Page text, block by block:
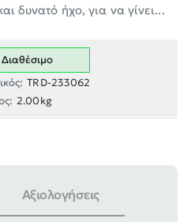
δυνατό ήχο, για να γίνει...
Διαθέσιμο
TRD-233062
2.00kg
Αξιολογήσεις
σε πανέμορφο